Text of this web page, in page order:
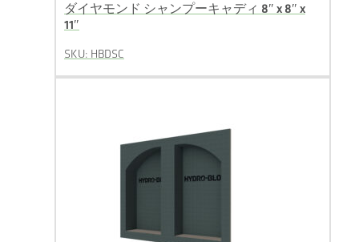
ダイヤモンド シャンプーキャディ 8″ x 8″ x
11″
SKU: HBDSC